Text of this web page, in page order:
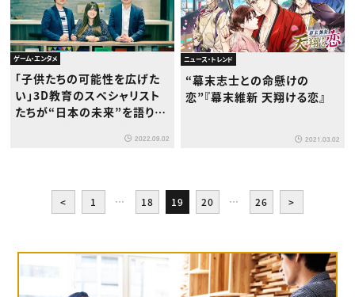
ゲーム・エンタメ
「子供たちの可能性を広げた
い」3D教育のスペシャリスト
たちが“日本の未来”を語り合
2022.09.02
ニュース・トレンド
“幕末志士との命懸けの
恋”『幕末維新 天翔ける恋』
2021.03.02
< 1 … 18 19 20 … 26 >